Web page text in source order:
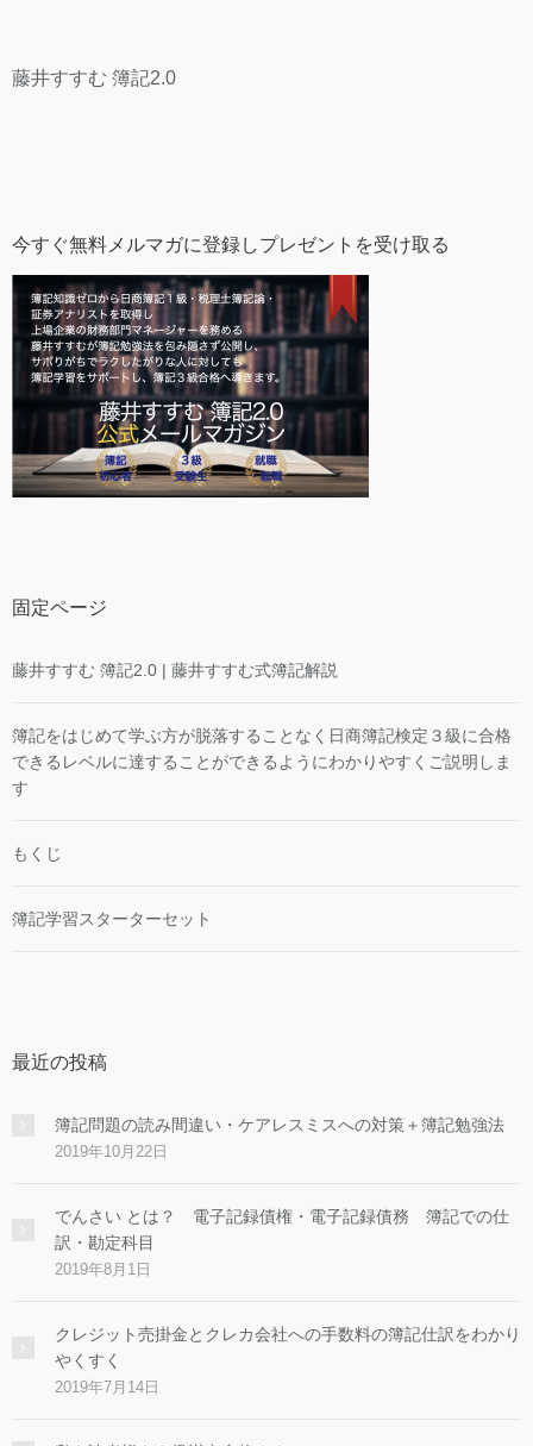
藤井すすむ 簿記2.0
今すぐ無料メルマガに登録しプレゼントを受け取る
固定ページ
藤井すすむ 簿記2.0 | 藤井すすむ式簿記解説
簿記をはじめて学ぶ方が脱落することなく日商簿記検定３級に合格
できるレベルに達することができるようにわかりやすくご説明しま
す
もくじ
簿記学習スターターセット
最近の投稿
簿記問題の読み間違い・ケアレスミスへの対策＋簿記勉強法
2019年10月22日
でんさい とは？ 電子記録債権・電子記録債務 簿記での仕
訳・勘定科目
2019年8月1日
クレジット売掛金とクレカ会社への手数料の簿記仕訳をわかり
やくすく
2019年7月14日